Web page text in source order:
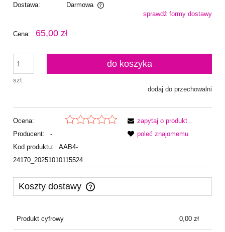
Dostawa:
Darmowa
Cena nie zawiera ewentualnych kosztów płatnościsprawdź formy dostawy
Cena: 65,00 zł
szt.
do koszyka
dodaj do przechowalni
Ocena:
Producent:
-
Kod produktu:
AAB4-
24170_20251010115524
zapytaj o produkt
poleć znajomemu
Koszty dostawy
Cena nie zawiera ewentualnych kosztów płatności
Produkt cyfrowy 0,00 zł